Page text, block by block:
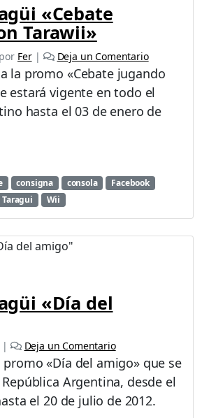
«Cebate
Tarawii»
por Fer | Deja un Comentario
la promo «Cebate jugando
estará vigente en todo el
hasta el 03 de enero de
consigna consola
Facebook
Taragui Wii
«Día del
| Deja un Comentario
«Día del amigo» que se
Argentina, desde el
el 20 de julio de 2012.